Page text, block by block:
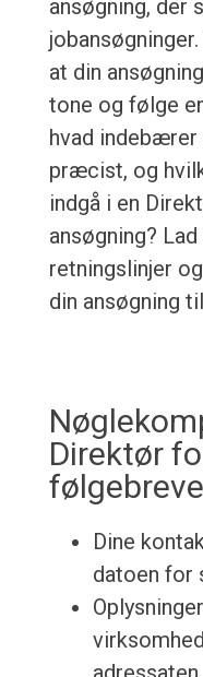
ansøgning, der
at din
tone og følge
hvad indebærer
præcist, og
indgå i en
ansøgning?
retningslinjer
din ansøgning
Direktør
Dine
datoen for